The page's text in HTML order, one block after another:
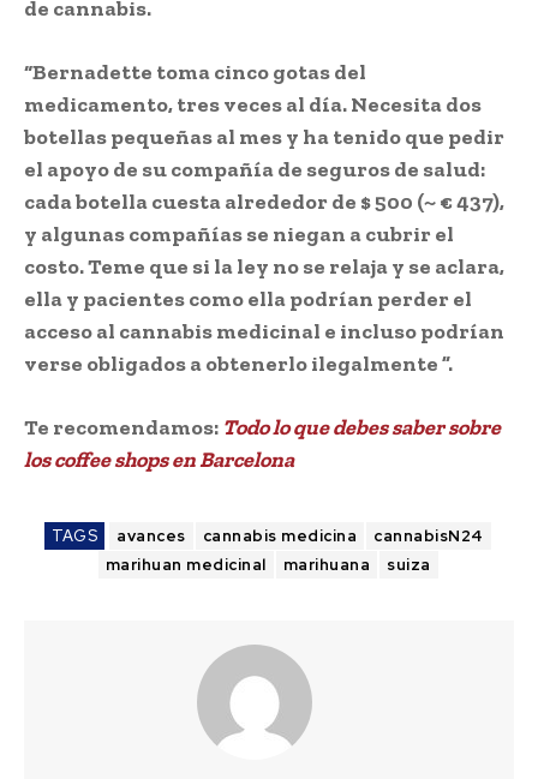
de cannabis.
“Bernadette toma cinco gotas del
medicamento, tres veces al día. Necesita dos
botellas pequeñas al mes y ha tenido que pedir
el apoyo de su compañía de seguros de salud:
cada botella cuesta alrededor de $ 500 (~ € 437),
y algunas compañías se niegan a cubrir el
costo. Teme que si la ley no se relaja y se aclara,
ella y pacientes como ella podrían perder el
acceso al cannabis medicinal e incluso podrían
verse obligados a obtenerlo ilegalmente ”.
Te recomendamos: Todo lo que debes saber sobre
los coffee shops en Barcelona
TAGS avances cannabis medicina
cannabisN24
marihuan medicinal
marihuana suiza